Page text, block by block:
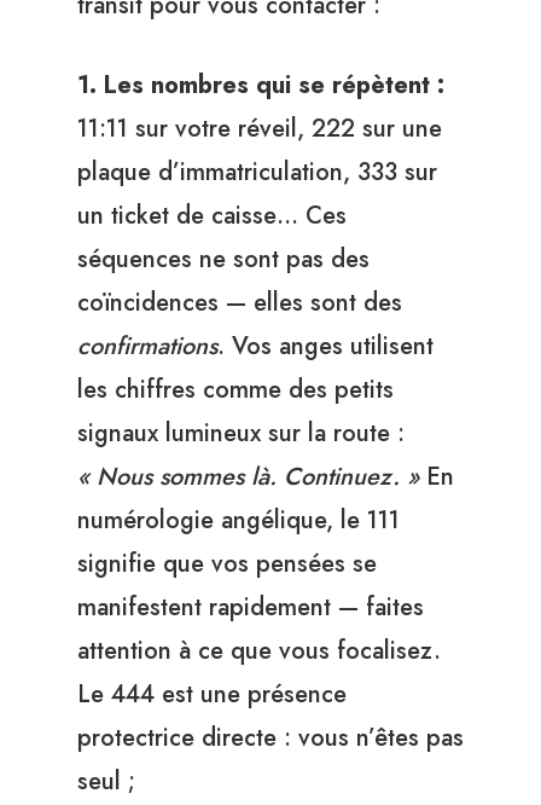
1. Les nombres qui se répètent :
11:11 sur votre réveil, 222 sur une
plaque d’immatriculation, 333 sur
un ticket de caisse… Ces
séquences ne sont pas des
coïncidences — elles sont des
confirmations. Vos anges utilisent
les chiffres comme des petits
signaux lumineux sur la route :
« Nous sommes là. Continuez. »En
numérologie angélique, le 111
signifie que vos pensées se
manifestent rapidement — faites
attention à ce que vous focalisez.
Le 444 est une présence
protectrice directe : vous n’êtes pas
seul ;